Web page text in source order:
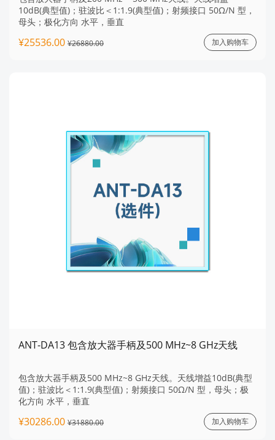
10dB(典型值)；驻波比＜1:1.9(典型值)；射频接口 50Ω/N 型，
母头；极化方向 水平，垂直
¥25536.00 ¥26880.00 加入购物车
ANT-DA13 包含放大器手柄及500 MHz~8 GHz天线
包含放大器手柄及500 MHz~8 GHz天线。天线增益10dB(典型
值)；驻波比＜1:1.9(典型值)；射频接口 50Ω/N 型，母头；极
化方向 水平，垂直
¥30286.00 ¥31880.00 加入购物车